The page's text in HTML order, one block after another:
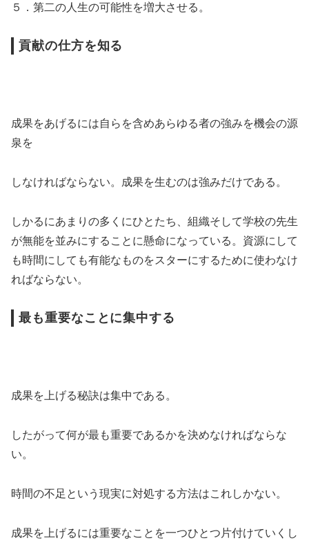
５．第二の人生の可能性を増大させる。
貢献の仕方を知る
成果をあげるには自らを含めあらゆる者の強みを機会の源
泉を
しなければならない。成果を生むのは強みだけである。
しかるにあまりの多くにひとたち、組織そして学校の先生
が無能を並みにすることに懸命になっている。資源にして
も時間にしても有能なものをスターにするために使わなけ
ればならない。
最も重要なことに集中する
成果を上げる秘訣は集中である。
したがって何が最も重要であるかを決めなければならな
い。
時間の不足という現実に対処する方法はこれしかない。
成果を上げるには重要なことを一つひとつ片付けていくし